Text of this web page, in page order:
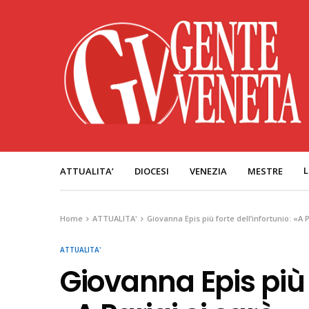
ATTUALITA’ DIOCESI VENEZIA MESTRE
Home ATTUALITA' Giovanna Epis più forte dell’infortunio: «A
ATTUALITA'
Giovanna Epis